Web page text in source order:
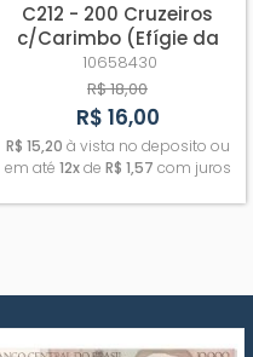
C212 - 200 Cruzeiros
c/Carimbo (Efígie da
República) - Fe
10658430
R$ 18,00
R$ 16,00
R$ 15,20 à vista no deposito ou
em até 12xde R$ 1,57 com juros